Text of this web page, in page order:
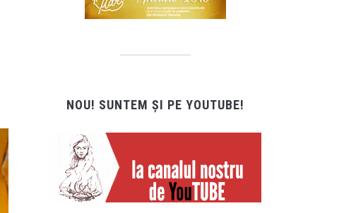
NOU! SUNTEM ȘI PE YOUTUBE!